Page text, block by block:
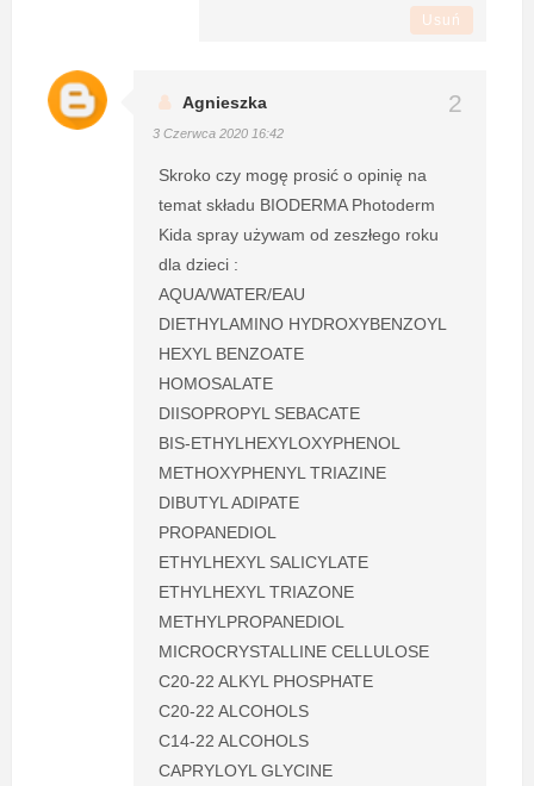
Usuń
Agnieszka
3 Czerwca 2020 16:42
Skroko czy mogę prosić o opinię na
temat składu BIODERMA Photoderm
Kida spray używam od zeszłego roku
dla dzieci :
AQUA/WATER/EAU
DIETHYLAMINO HYDROXYBENZOYL
HEXYL BENZOATE
HOMOSALATE
DIISOPROPYL SEBACATE
BIS-ETHYLHEXYLOXYPHENOL
METHOXYPHENYL TRIAZINE
DIBUTYL ADIPATE
PROPANEDIOL
ETHYLHEXYL SALICYLATE
ETHYLHEXYL TRIAZONE
METHYLPROPANEDIOL
MICROCRYSTALLINE CELLULOSE
C20-22 ALKYL PHOSPHATE
C20-22 ALCOHOLS
C14-22 ALCOHOLS
CAPRYLOYL GLYCINE